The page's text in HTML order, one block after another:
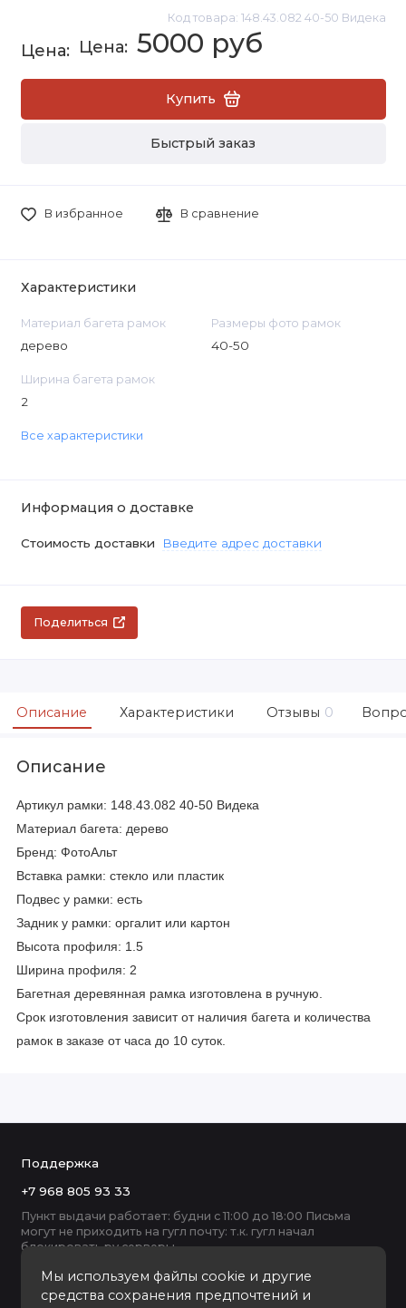
Код товара: 148.43.082 40-50 Видека
5000 руб
Купить
Быстрый заказ
В избранное В сравнение
Характеристики
Материал багета рамок
дерево
Размеры фото рамок
40-50
Ширина багета рамок
2
Все характеристики
Информация о доставке
Стоимость доставки Введите адрес доставки
Поделиться
Описание Характеристики Отзывы 0
Описание
Артикул рамки: 148.43.082 40-50 Видека
Материал багета: дерево
Бренд: ФотоАльт
Вставка рамки: стекло или пластик
Подвес у рамки: есть
Задник у рамки: оргалит или картон
Высота профиля: 1.5
Ширина профиля: 2
Багетная деревянная рамка изготовлена в ручную.
Срок изготовления зависит от наличия багета и количества
рамок в заказе от часа до 10 суток.
Мы используем файлы cookie и другие
средства сохранения предпочтений и
Поддержка
+7 968 805 93 33
Пункт выдачи работает: будни с 11:00 до 18:00 Письма
могут не приходить на гугл почту: т.к. гугл начал
блокировать ру серверы